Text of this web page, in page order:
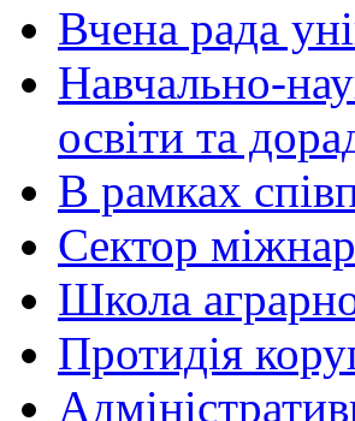
Вчена рада
Навчально-
освіти та
В рамках
Сектор
Школа
Протидія